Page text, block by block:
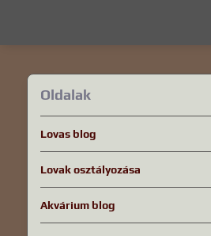
Oldalak
Lovas blog
Lovak osztályozása
Akvárium blog